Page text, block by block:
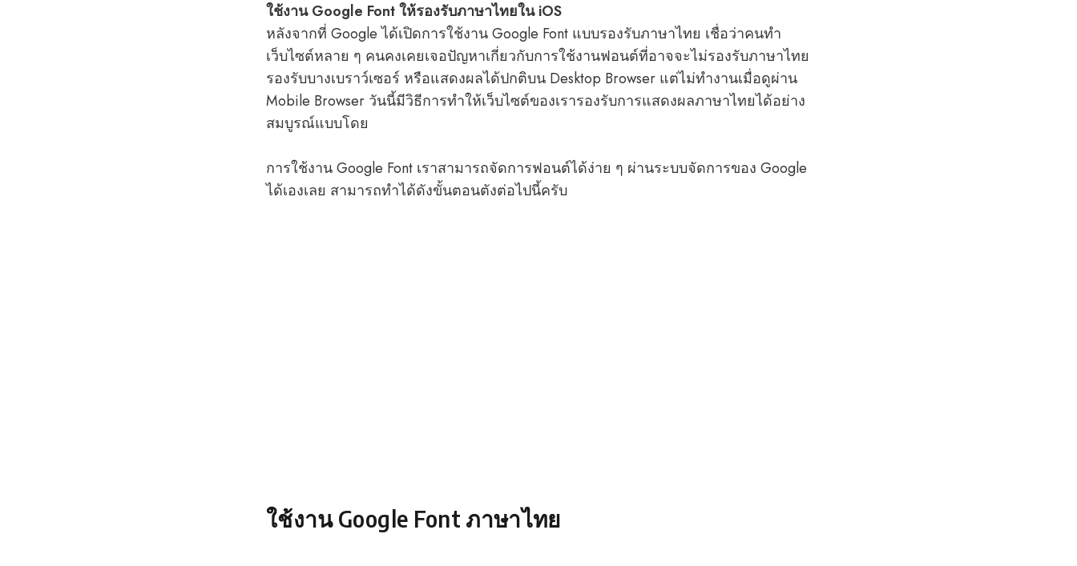
ใช้งาน Google Font ให้รองรับภาษาไทยใน iOS
หลังจากที่ Google ได้เปิดการใช้งาน Google Font แบบรองรับภาษาไทย เชื่อว่าคนทำ
เว็บไซต์หลาย ๆ คนคงเคยเจอปัญหาเกี่ยวกับการใช้งานฟอนต์ที่อาจจะไม่รองรับภาษาไทย
รองรับบางเบราว์เซอร์ หรือแสดงผลได้ปกติบน Desktop Browser แต่ไม่ทำงานเมื่อดูผ่าน
Mobile Browser วันนี้มีวิธีการทำให้เว็บไซต์ของเรารองรับการแสดงผลภาษาไทยได้อย่าง
สมบูรณ์แบบโดย
การใช้งาน Google Font เราสามารถจัดการฟอนต์ได้ง่าย ๆ ผ่านระบบจัดการของ Google
ได้เองเลย สามารถทำได้ดังขั้นตอนตังต่อไปนี้ครับ
ใช้งาน Google Font ภาษาไทย